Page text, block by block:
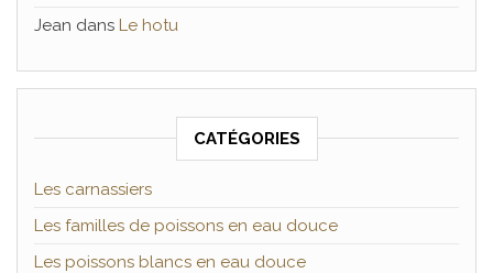
Jean dans Le hotu
CATÉGORIES
Les carnassiers
Les familles de poissons en eau douce
Les poissons blancs en eau douce